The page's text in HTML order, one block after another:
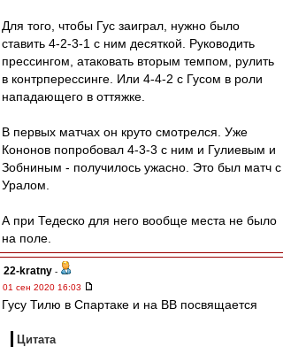
Для того, чтобы Гус заиграл, нужно было
ставить 4-2-3-1 с ним десяткой. Руководить
прессингом, атаковать вторым темпом, рулить
в контрперессинге. Или 4-4-2 с Гусом в роли
нападающего в оттяжке.
В первых матчах он круто смотрелся. Уже
Кононов попробовал 4-3-3 с ним и Гулиевым и
Зобниным - получилось ужасно. Это был матч с
Уралом.
А при Тедеско для него вообще места не было
на поле.
22-kratny -
01 сен 2020 16:03
Гусу Тилю в Спартаке и на ВВ посвящается
Цитата